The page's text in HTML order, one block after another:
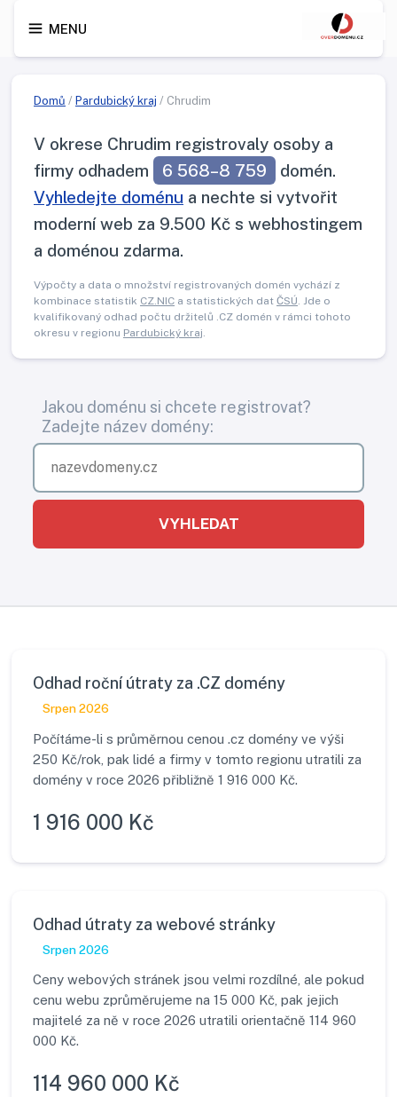
MENU
Domů / Pardubický kraj / Chrudim
V okrese Chrudim registrovaly osoby a
firmy odhadem
6 568–8 759
domén.
Vyhledejte doménu a nechte si vytvořit
moderní web za 9.500 Kč s webhostingem
a doménou zdarma.
Výpočty a data o množství registrovaných domén vychází z
kombinace statistik CZ.NIC a statistických dat ČSÚ. Jde o
kvalifikovaný odhad počtu držitelů .CZ domén v rámci tohoto
okresu v regionu Pardubický kraj.
Jakou doménu si chcete registrovat?
Zadejte název domény:
VYHLEDAT
Odhad roční útraty za .CZ domény
Srpen 2026
Počítáme-li s průměrnou cenou .cz domény ve výši
250 Kč/rok, pak lidé a firmy v tomto regionu utratili za
domény v roce 2026 přibližně 1 916 000 Kč.
1 916 000 Kč
Odhad útraty za webové stránky
Srpen 2026
Ceny webových stránek jsou velmi rozdílné, ale pokud
cenu webu zprůměrujeme na 15 000 Kč, pak jejich
majitelé za ně v roce 2026 utratili orientačně 114 960
000 Kč.
114 960 000 Kč